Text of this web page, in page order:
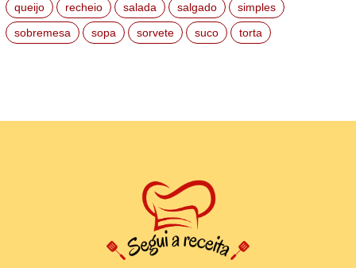
queijo
recheio salada salgado
simples
sobremesa
sopa sorvete suco torta